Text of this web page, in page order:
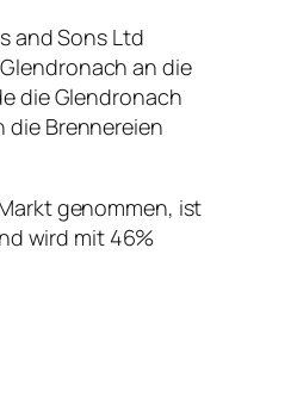
and Sons Ltd
an die
die Glendronach
die Brennereien
genommen, ist
wird mit 46%